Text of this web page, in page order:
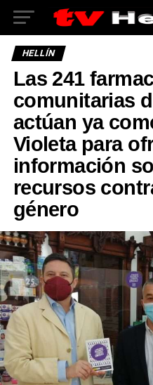
HELLÍN
Las 241
comunitarias
actúan ya
Violeta para
información
recursos
género